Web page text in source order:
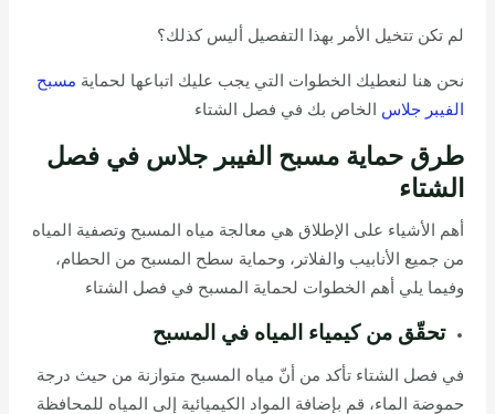
لم تكن تتخيل الأمر بهذا التفصيل أليس كذلك؟
نحن هنا لنعطيك الخطوات التي يجب عليك اتباعها لحماية مسبح
الفيبر جلاس الخاص بك في فصل الشتاء
طرق حماية مسبح الفيبر جلاس في فصل
الشتاء
أهم الأشياء على الإطلاق هي معالجة مياه المسبح وتصفية المياه
من جميع الأنابيب والفلاتر، وحماية سطح المسبح من الحطام،
وفيما يلي أهم الخطوات لحماية المسبح في فصل الشتاء
تحقّق من كيمياء المياه في المسبح
في فصل الشتاء تأكد من أنّ مياه المسبح متوازنة من حيث درجة
حموضة الماء، قم بإضافة المواد الكيميائية إلى المياه للمحافظة